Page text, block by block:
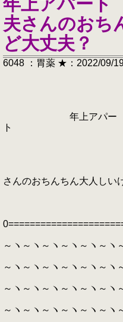
夫さんのおち
ど大丈夫？
6048 ：胃薬 ★：2022/09/
年上アパー
や
さんのおちんちん大人しい
ノ ヽ
～ヽ～ヽ～ヽ～ヽ～ヽ～ヽ
ノ ヽ
～ヽ～ヽ～ヽ～ヽ～ヽ～ヽ
ノ
～ヽ～ヽ～ヽ～ヽ～ヽ～ヽ
ノ
～ヽ～ヽ～ヽ～ヽ～ヽ～ヽ